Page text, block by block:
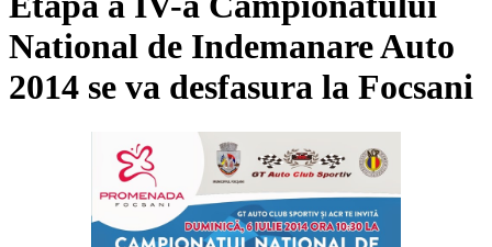
National de Indemanare Auto
2014 se va desfasura la Focsani